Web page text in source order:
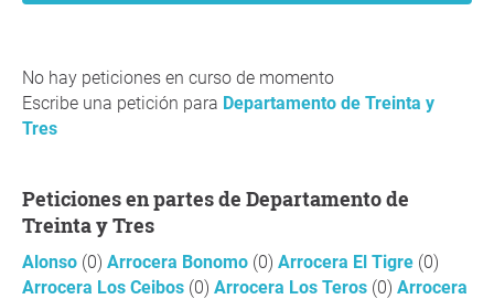
No hay peticiones en curso de momento
Escribe una petición para Departamento de Treinta y
Tres
Peticiones en partes de Departamento de
Treinta y Tres
Alonso (0) Arrocera Bonomo (0) Arrocera El Tigre (0)
Arrocera Los Ceibos (0) Arrocera Los Teros (0) Arrocera